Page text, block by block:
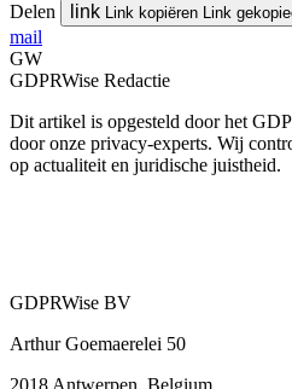
Delen link Link kopiëren Link
mail
GW
GDPRWise Redactie
Dit artikel is opgesteld door het
door onze privacy-experts. Wij
op actualiteit en juridische juistheid.
GDPRWise BV
Arthur Goemaerelei 50